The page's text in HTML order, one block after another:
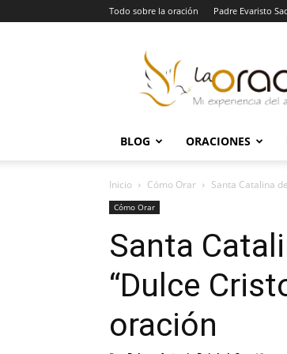
Todo sobre la oración Padre Evaristo
Oración
BLOG ORACIONES
Inicio Cómo Orar Santa Catalina
Cómo Orar
Santa
“Dulce
oración